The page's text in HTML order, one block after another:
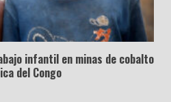
infantil en minas de cobalto
del Congo